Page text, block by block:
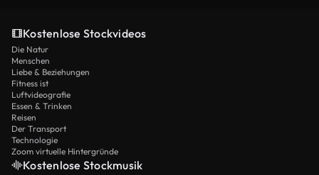
Kostenlose Stockvideos
Die Natur
Menschen
Liebe & Beziehungen
Fitness ist
Luftvideografie
Essen & Trinken
Reisen
Der Transport
Technologie
Zoom virtuelle Hintergründe
Kostenlose Stockmusik